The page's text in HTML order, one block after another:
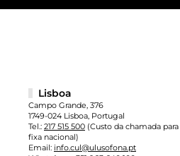
Lisboa
Campo Grande, 376
1749-024 Lisboa, Portugal
Tel.: 217 515 500 (Custo da chamada
fixa nacional)
Email: info.cul@ulusofona.pt